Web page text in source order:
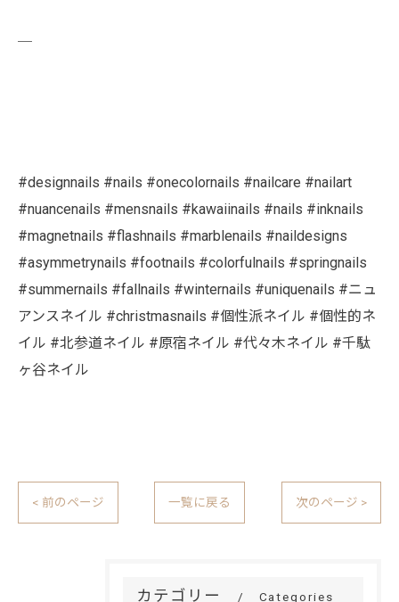
#designnails #nails #onecolornails #nailcare #nailart
#nuancenails #mensnails #kawaiinails #nails #inknails
#magnetnails #flashnails #marblenails #naildesigns
#asymmetrynails #footnails #colorfulnails #springnails
#summernails #fallnails #winternails #uniquenails #ニュ
アンスネイル #christmasnails #個性派ネイル #個性的ネ
イル #北参道ネイル #原宿ネイル #代々木ネイル #千駄
ヶ谷ネイル
< 前のページ 一覧に戻る 次のページ >
カテゴリー Categories